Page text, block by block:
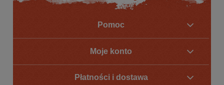
Pomoc
Moje konto
Płatności i dostawa